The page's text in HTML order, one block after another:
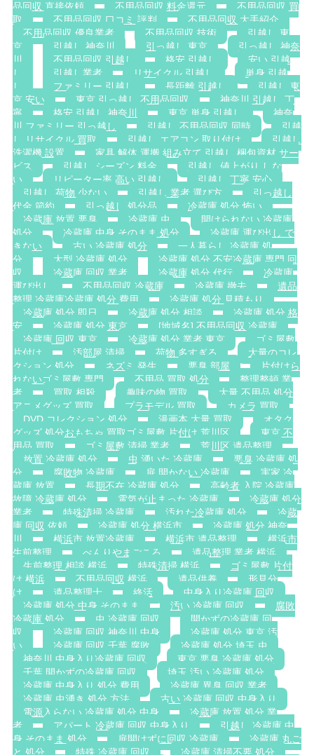
品回収 直接依頼
不用品回収 料金還元
不用品回収 買
取
不用品回収 口コミ 評判
不用品回収 大手紹介
不用品回収 優良業者
不用品回収 技術
引越し 東
京
引越し 神奈川 引っ越し 東京
引っ越し 神奈
川
不用品回収 引越し 格安 引越し
安い 引越
し
引越し業者 リサイクル 引越し
単身 引越
し
ファミリー 引越し 長距離 引越し
引越し 東
京 安い
東京 引っ越し 不用品回収
神奈川 引越し 丁
寧
格安 引越し 神奈川 東京 単身 引越し
神奈
川 ファミリー 引っ越し
引越し 不用品回収 同時
引越
し リサイクル 買取
引越し エアコン 取り付け
引越し
洗濯機 設置
家具 解体 運搬 組み立て 引越し 梱包資材 サー
ビス
引越し シーズン 料金
引越し 値上がり しな
い
リピーター率 高い 引越し
引越し 丁寧 安心
引越し 荷物 少ない
引越し 業者 選び方
引っ越し
代金 節約
引っ越し 処分品
冷蔵庫 処分 怖い
冷蔵庫 放置 悪臭
冷蔵庫 虫
開けられない 冷蔵庫
処分
冷蔵庫 中身 そのまま 処分
冷蔵庫 運び出し で
きない
古い 冷蔵庫 処分
一人暮らし 冷蔵庫 処
分
大型 冷蔵庫 処分
冷蔵庫 処分 不安冷蔵庫 専門 回
収
冷蔵庫 回収 業者 冷蔵庫 処分 代行
冷蔵庫
運び出し
不用品回収 冷蔵庫 冷蔵庫 撤去
遺品
整理 冷蔵庫冷蔵庫 処分 費用
冷蔵庫 処分 見積もり
冷蔵庫 処分 即日
冷蔵庫 処分 相談
冷蔵庫 処分 格
安
冷蔵庫 処分 東京
[地域名] 不用品回収 冷蔵庫
冷蔵庫 回収 東京
冷蔵庫 処分 業者 東京
ゴミ屋敷
片付け
汚部屋 清掃 荷物 多すぎる
大量のコレ
クション 処分
ネズミ 発生 悪臭 部屋
片付けら
れないゴミ屋敷 専門
不用品 買取 処分
整理整頓 業
者
買取 相殺 趣味の物 買取
大量 不用品 処分
アニメグッズ 買取
プラモデル 買取
カメラ 買取
DVD コレクション 処分
漫画本 大量 買取
オタク
グッズ 処分おもちゃ 買取ゴミ屋敷 片付け 荒川区
東京 不
用品 買取
ゴミ屋敷 清掃 業者
荒川区 遺品整理
放置 冷蔵庫 処分
虫 湧いた 冷蔵庫
悪臭 冷蔵庫 処
分
腐敗物 冷蔵庫 扉 開かない 冷蔵庫
実家 冷
蔵庫 放置
長期不在 冷蔵庫 処分
高齢者 入院 冷蔵庫
故障 冷蔵庫 処分
電気が止まった 冷蔵庫
冷蔵庫 処分
業者
特殊清掃 冷蔵庫 汚れた冷蔵庫 処分
冷蔵
庫 回収 依頼
冷蔵庫 処分 横浜市
冷蔵庫 処分 神奈
川
横浜市 放置冷蔵庫 横浜市 遺品整理
横浜市
生前整理
べんりやまごころ
遺品整理 業者 横浜
生前整理 相談 横浜
特殊清掃 横浜
ゴミ屋敷 片付
け 横浜
不用品回収 横浜 遺品供養
形見分
け
遺品整理士 終活
中身入り冷蔵庫 回収
冷蔵庫 処分 中身 そのまま
汚い 冷蔵庫 回収
腐敗
冷蔵庫 処分
虫 冷蔵庫 回収
開かずの冷蔵庫 回
収
冷蔵庫 回収 神奈川 中身
冷蔵庫 処分 東京 汚
い
冷蔵庫 回収 千葉 腐敗
冷蔵庫 処分 埼玉 虫
神奈川 中身入り冷蔵庫 回収
東京 悪臭 冷蔵庫 処分
千葉 開かずの冷蔵庫 回収
埼玉 汚い 冷蔵庫 処分
冷蔵庫 中身入り 処分 費用
冷蔵庫 異臭 回収 業者
冷蔵庫 虫湧き 処分 方法
古い 冷蔵庫 回収 中身入り
電源入らない 冷蔵庫 処分 中身
冷蔵庫 放置 処分 業
者
アパート 冷蔵庫 回収 中身入り
引越し 冷蔵庫 中
身 そのまま 処分
扉開けずに回収 冷蔵庫
冷蔵庫 丸ご
と 処分
特殊 冷蔵庫 回収
冷蔵庫 清掃不要 処分